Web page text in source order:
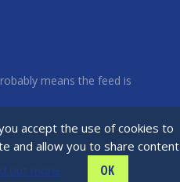
accept the use of cookies to
and allow you to share content
out more OK
means the feed is
© All rights reserved